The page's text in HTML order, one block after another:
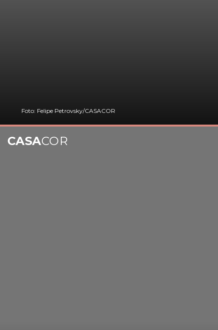
Foto: Felipe Petrovsky/CASACOR
CASACOR